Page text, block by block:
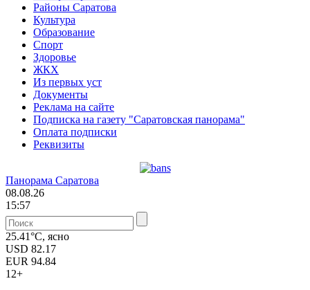
Районы Саратова
Культура
Образование
Спорт
Здоровье
ЖКХ
Из пеpвых уст
Документы
Реклама на сайте
Подписка на газету "Саратовская панорама"
Оплата подписки
Реквизиты
Панорама Саратова
08.08.26
15:57
25.41°C, ясно
USD 82.17
EUR 94.84
12+